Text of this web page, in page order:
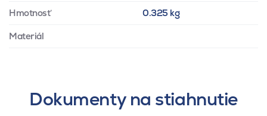
Hmotnosť 0.325 kg
Materiál
Dokumenty na stiahnutie